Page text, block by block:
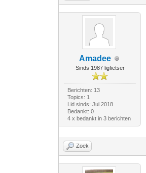
Amadee
Sinds 1987 ligfietser
Berichten: 13
Topics: 1
Lid sinds: Jul 2018
Bedankt: 0
4 x bedankt in 3 berichten
Zoek